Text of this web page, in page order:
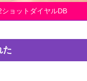
ショットダイヤルDB
た